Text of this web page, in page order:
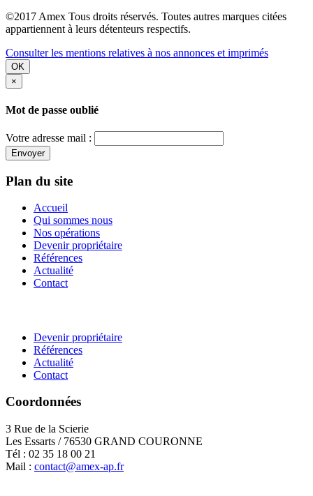
©2017 Amex Tous droits réservés. Toutes autres marques citées
appartiennent à leurs détenteurs respectifs.
Consulter les mentions relatives à nos annonces et imprimés
OK
×
Mot de passe oublié
Votre adresse mail :
Envoyer
Plan du site
Accueil
Qui sommes nous
Nos opérations
Devenir propriétaire
Références
Actualité
Contact
Devenir propriétaire
Références
Actualité
Contact
Coordonnées
3 Rue de la Scierie
Les Essarts / 76530 GRAND COURONNE
Tél : 02 35 18 00 21
Mail : contact@amex-ap.fr